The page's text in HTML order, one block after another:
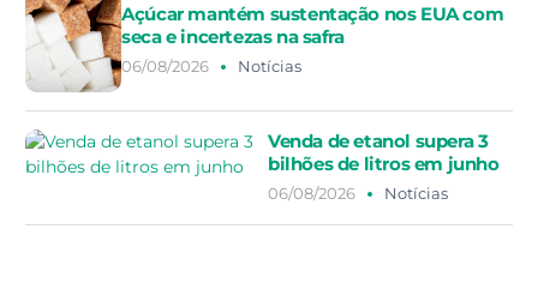
Açúcar mantém sustentação nos EUA com
seca e incertezas na safra
06/08/2026 Notícias
Venda de etanol supera 3
bilhões de litros em junho
06/08/2026 Notícias